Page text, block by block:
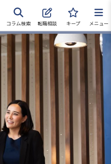
コラム検索 転職相談 キープ メニュー
トに申し込む
の企業様へ